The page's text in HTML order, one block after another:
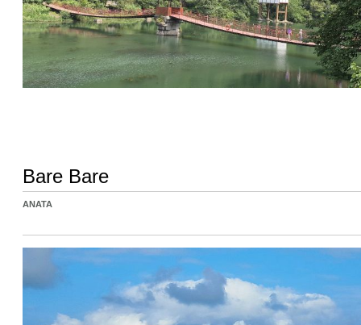
Bare Bare
ANATA